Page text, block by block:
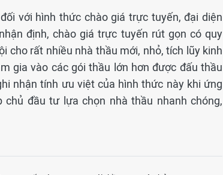
với hình thức chào giá trực tuyến, đại diện
định, chào giá trực tuyến rút gọn có quy
cho rất nhiều nhà thầu mới, nhỏ, tích lũy kinh
gia vào các gói thầu lớn hơn được đấu thầu
nhận tính ưu việt của hình thức này khi ứng
đầu tư lựa chọn nhà thầu nhanh chóng,